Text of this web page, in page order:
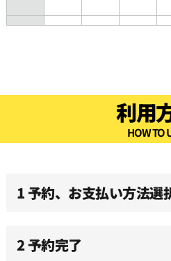
11:00
利用
HOW TO
1 予約、お支払い方法選
2 予約完了